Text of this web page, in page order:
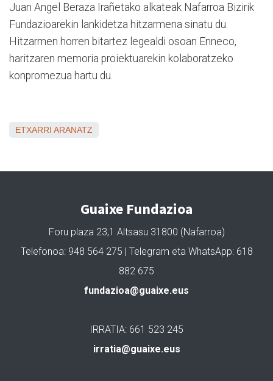
Juan Angel Beraza Irañetako alkateak Nafarroa Bizirik
Fundazioarekin lankidetza hitzarmena sinatu du.
Hitzarmen horren bitartez legealdi osoan Enneco,
haritzaren memoria proiektuarekin kolaboratzeko
konpromezua hartu du.
ETXARRI ARANATZ
Guaixe Fundazioa
Foru plaza 23,1 Altsasu 31800 (Nafarroa)
Telefonoa: 948 564 275 | Telegram eta WhatsApp: 618
882 675
fundazioa@guaixe.eus
IRRATIA: 661 523 245
irratia@guaixe.eus